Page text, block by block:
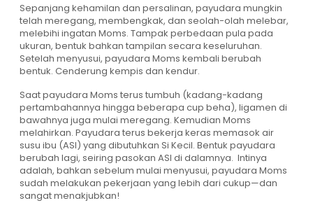
Sepanjang kehamilan dan persalinan, payudara mungkin
telah meregang, membengkak, dan seolah-olah melebar,
melebihi ingatan Moms. Tampak perbedaan pula pada
ukuran, bentuk bahkan tampilan secara keseluruhan.
Setelah menyusui, payudara Moms kembali berubah
bentuk. Cenderung kempis dan kendur.
Saat payudara Moms terus tumbuh (kadang-kadang
pertambahannya hingga beberapa cup beha), ligamen di
bawahnya juga mulai meregang. Kemudian Moms
melahirkan. Payudara terus bekerja keras memasok air
susu ibu (ASI) yang dibutuhkan Si Kecil. Bentuk payudara
berubah lagi, seiring pasokan ASI di dalamnya. Intinya
adalah, bahkan sebelum mulai menyusui, payudara Moms
sudah melakukan pekerjaan yang lebih dari cukup—dan
sangat menakjubkan!